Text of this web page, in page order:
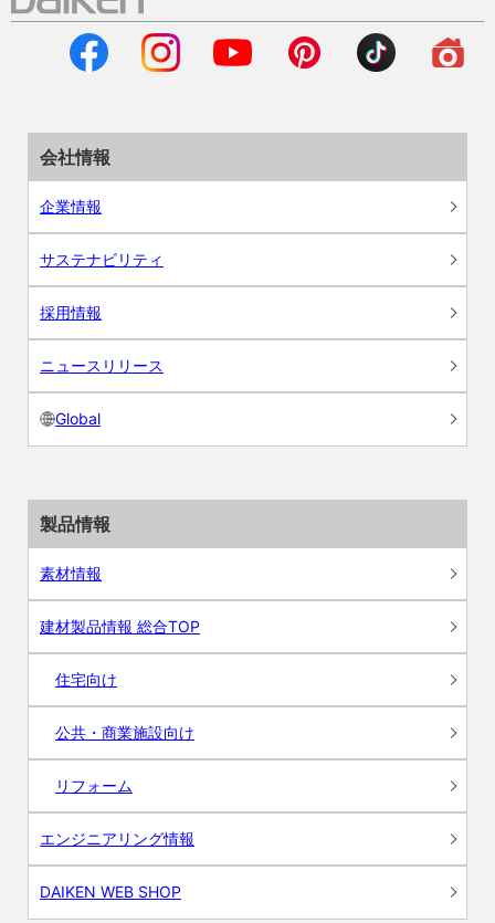
会社情報
企業情報
サステナビリティ
採用情報
ニュースリリース
Global
製品情報
素材情報
建材製品情報 総合TOP
住宅向け
公共・商業施設向け
リフォーム
エンジニアリング情報
DAIKEN WEB SHOP